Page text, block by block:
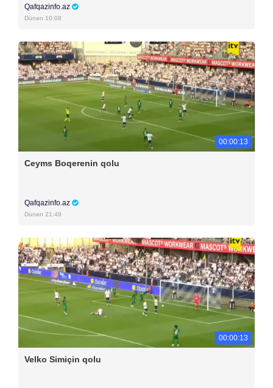
Qafqazinfo.az
Dünən 10:08
00:00:13
Ceyms Boqerenin qolu
Qafqazinfo.az
Dünən 21:49
00:00:13
Velko Simiçin qolu